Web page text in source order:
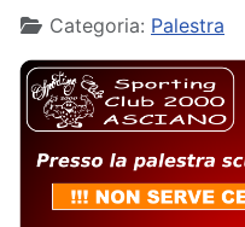
Categoria: Palestra